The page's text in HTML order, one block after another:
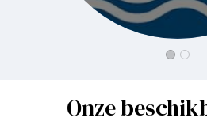
Onze